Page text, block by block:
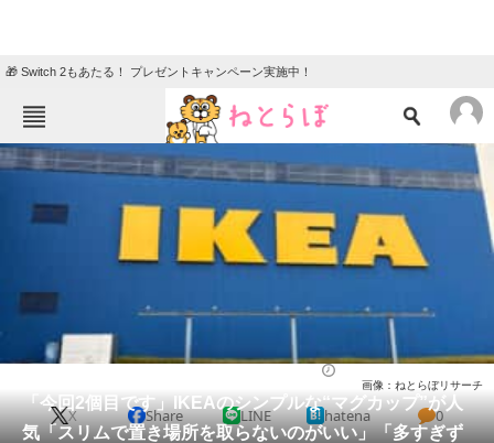
🎁 Switch 2もあたる！ プレゼントキャンペーン実施中！
ねとらぼメニュー
ニュース
エンタメ クイズ
地域
住まい 教育・育児
リサーチ
会員記事
「今回2個目です」IKEAのシンプルな“マグカップ”が人
気「スリムで置き場所を取らないのがいい」「多すぎず
画像：ねとらぼリサーチ
X Share LINE hatena 0